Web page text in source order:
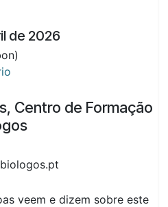
de 2026
)
Centro de Formação
veem e dizem sobre este